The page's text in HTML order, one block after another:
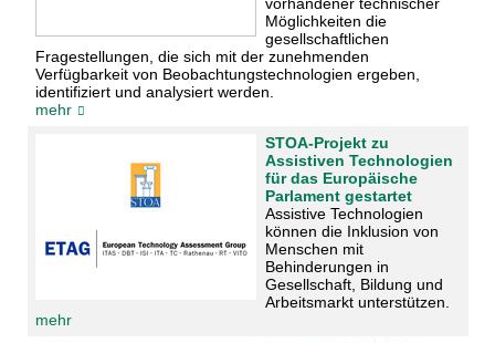
vorhandener technischer
Möglichkeiten die
gesellschaftlichen
Fragestellungen, die sich mit der zunehmenden
Verfügbarkeit von Beobachtungstechnologien ergeben,
identifiziert und analysiert werden.
mehr
STOA-Projekt zu
Assistiven Technologien
für das Europäische
Parlament gestartet
Assistive Technologien
können die Inklusion von
Menschen mit
Behinderungen in
Gesellschaft, Bildung und
Arbeitsmarkt unterstützen.
mehr